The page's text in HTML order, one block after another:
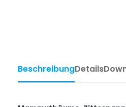
BeschreibungDetails